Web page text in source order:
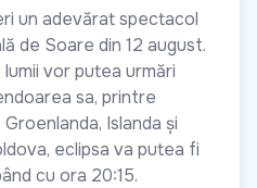
un adevărat spectacol
de Soare din 12 august.
vor putea urmări
sa, printre
Islanda și
eclipsa va putea fi
cu ora 20:15.